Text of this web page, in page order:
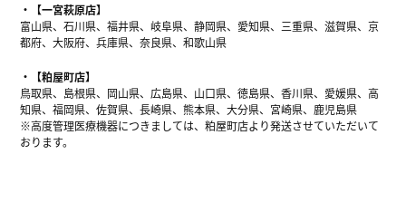
【一宮萩原店】
富山県、石川県、福井県、岐阜県、静岡県、愛知県、三重県、滋賀県、京
都府、大阪府、兵庫県、奈良県、和歌山県
【粕屋町店】
鳥取県、島根県、岡山県、広島県、山口県、徳島県、香川県、愛媛県、高
知県、福岡県、佐賀県、長崎県、熊本県、大分県、宮崎県、鹿児島県
※高度管理医療機器につきましては、粕屋町店より発送させていただいて
おります。